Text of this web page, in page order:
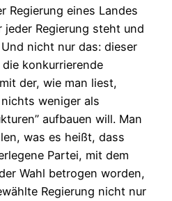
Regierung eines Landes
Regierung steht und
nicht nur das: dieser
konkurrierende
der, wie man liest,
weniger als
aufbauen will. Man
was es heißt, dass
Partei, mit dem
Wahl betrogen worden,
Regierung nicht nur